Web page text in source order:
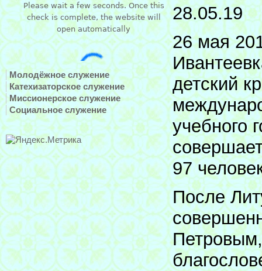
Молодёжное служение
Катехизаторское служение
Миссионерское служение
Социальное служение
28.05.19
26 мая
детский
учебного
97
После